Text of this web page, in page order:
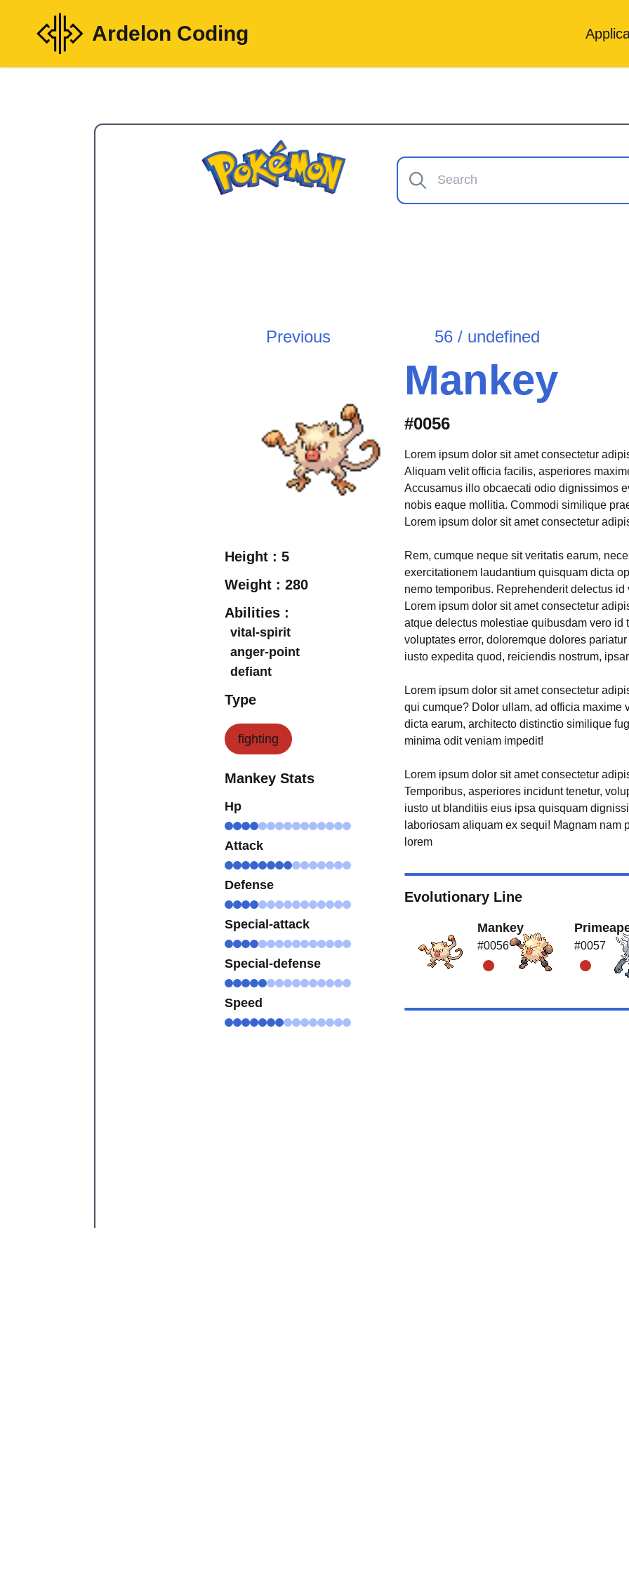
Ardelon Coding
Previous 56 / undefined
Height :5
Weight :280
Abilities :
vital-spirit
anger-point
defiant
Type
fighting
Mankey Stats
Hp
Attack
Defense
Special-attack
Special-defense
Speed
Mankey
#0056
Lorem ipsum dolor sit amet consectetur
Aliquam velit officia facilis, asperiores
Accusamus illo obcaecati odio dignissimos
nobis eaque mollitia. Commodi similique
Lorem ipsum dolor sit amet consectetur
Rem, cumque neque sit veritatis earum,
exercitationem laudantium quisquam dicta
nemo temporibus. Reprehenderit delectus id
Lorem ipsum dolor sit amet consectetur
atque delectus molestiae quibusdam vero id
voluptates error, doloremque dolores
iusto expedita quod, reiciendis nostrum,
Lorem ipsum dolor sit amet consectetur
qui cumque? Dolor ullam, ad officia maxime
dicta earum, architecto distinctio similique
minima odit veniam impedit!
Lorem ipsum dolor sit amet consectetur
Temporibus, asperiores incidunt tenetur,
iusto ut blanditiis eius ipsa quisquam
laboriosam aliquam ex sequi! Magnam nam
lorem
Evolutionary Line
Mankey
#0056 #0057